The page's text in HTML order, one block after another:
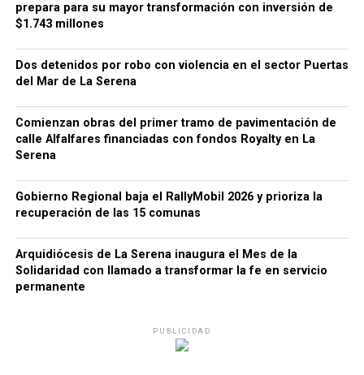
prepara para su mayor transformación con inversión de
$1.743 millones
Dos detenidos por robo con violencia en el sector Puertas
del Mar de La Serena
Comienzan obras del primer tramo de pavimentación de
calle Alfalfares financiadas con fondos Royalty en La
Serena
Gobierno Regional baja el RallyMobil 2026 y prioriza la
recuperación de las 15 comunas
Arquidiócesis de La Serena inaugura el Mes de la
Solidaridad con llamado a transformar la fe en servicio
permanente
PUBLICIDAD